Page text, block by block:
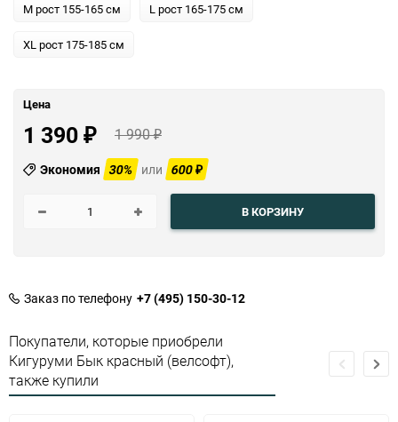
M рост 155-165 см L рост 165-175 см
XL рост 175-185 см
Цена
1 390 ₽ 1 990₽
Экономия 30% или 600₽
В КОРЗИНУ
Заказ по телефону +7 (495) 150-30-12
Покупатели, которые приобрели
Кигуруми Бык красный (велсофт),
также купили